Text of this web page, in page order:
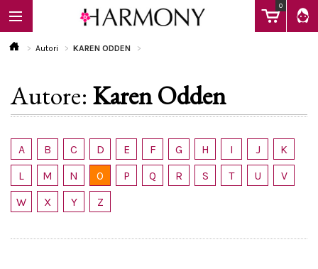
0
EBOOK
LIBRI
Calendario
Autori KAREN ODDEN
Autore: Karen Odden
A B C D E F G H I J
K
L
M N O P Q R S T U
V
W
X Y Z